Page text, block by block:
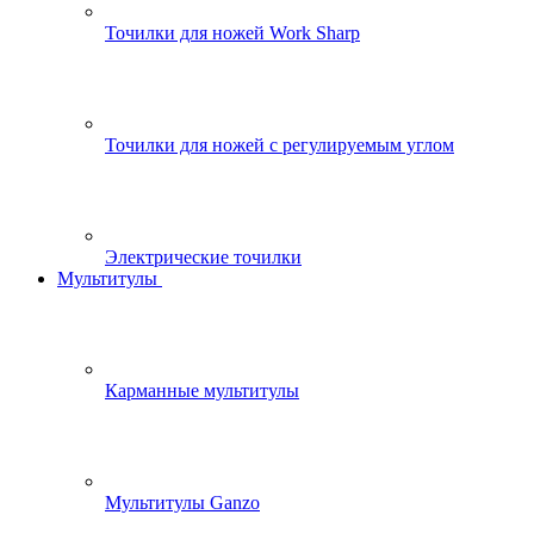
Точилки для ножей Work Sharp
Точилки для ножей с регулируемым углом
Электрические точилки
Мультитулы
Карманные мультитулы
Мультитулы Ganzo